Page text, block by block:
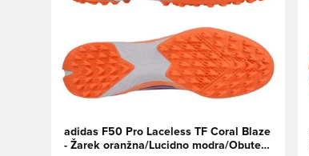
adidas F50 Pro Laceless TF Coral Blaze
- Žarek oranžna/Lucidno modra/Obutev